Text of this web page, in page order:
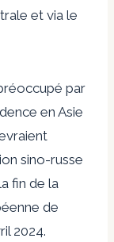
et via le
par
en Asie
sino-russe
fin de la
de
2024.